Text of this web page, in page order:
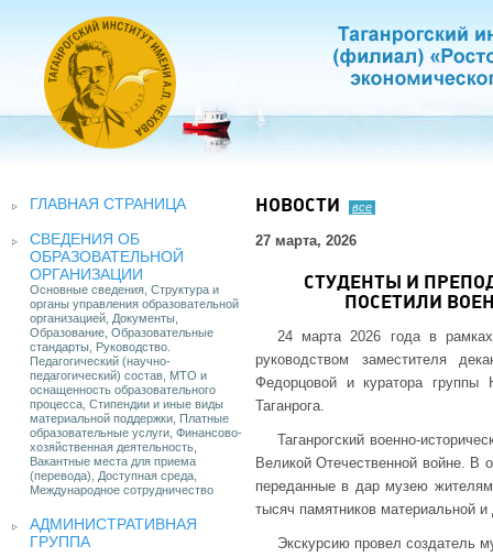
ГЛАВНАЯ СТРАНИЦА
СВЕДЕНИЯ ОБ
ОБРАЗОВАТЕЛЬНОЙ
ОРГАНИЗАЦИИ
Основные сведения, Структура и
органы управления образовательной
организацией, Документы,
Образование, Образовательные
стандарты, Руководство.
Педагогический (научно-
педагогический) состав, МТО и
оснащенность образовательного
процесса, Стипендии и иные виды
материальной поддержки, Платные
образовательные услуги, Финансово-
хозяйственная деятельность,
Вакантные места для приема
(перевода), Доступная среда,
Международное сотрудничество
АДМИНИСТРАТИВНАЯ
ГРУППА
НОВОСТИ все
27 марта, 2026
СТУДЕНТЫ И
ПОСЕТИЛИ
24 марта 2026 года в
руководством заместителя
Федорцовой и куратора группы
Таганрога.
Таганрогский военно-
Великой Отечественной войне. В
переданные в дар музею
тысяч памятников материальной
Экскурсию провел создатель